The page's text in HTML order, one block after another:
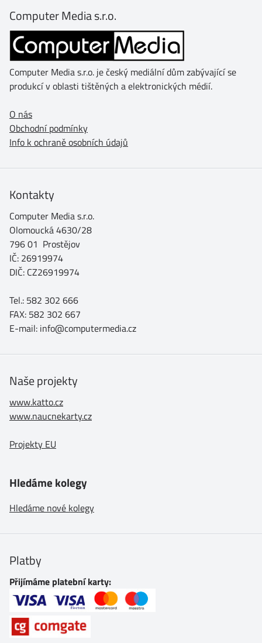
Computer Media s.r.o.
Computer Media s.r.o. je český mediální dům zabývající se
produkcí v oblasti tištěných a elektronických médií.
O nás
Obchodní podmínky
Info k ochraně osobních údajů
Kontakty
Computer Media s.r.o.
Olomoucká 4630/28
796 01 Prostějov
IČ: 26919974
DIČ: CZ26919974
Tel.: 582 302 666
FAX: 582 302 667
E-mail: info@computermedia.cz
Naše projekty
www.katto.cz
www.naucnekarty.cz
Projekty EU
Hledáme kolegy
Hledáme nové kolegy
Platby
Přijímáme platební karty: